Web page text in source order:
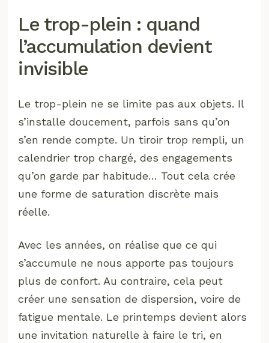
Le trop-plein : quand
l’accumulation devient
invisible
Le trop-plein ne se limite pas aux objets. Il
s’installe doucement, parfois sans qu’on
s’en rende compte. Un tiroir trop rempli, un
calendrier trop chargé, des engagements
qu’on garde par habitude… Tout cela crée
une forme de saturation discrète mais
réelle.
Avec les années, on réalise que ce qui
s’accumule ne nous apporte pas toujours
plus de confort. Au contraire, cela peut
créer une sensation de dispersion, voire de
fatigue mentale. Le printemps devient alors
une invitation naturelle à faire le tri, en